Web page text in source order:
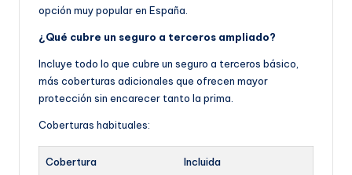
opción muy popular en España.
¿Qué cubre un seguro a terceros ampliado?
Incluye todo lo que cubre un seguro a terceros básico,
más coberturas adicionales que ofrecen mayor
protección sin encarecer tanto la prima.
Coberturas habituales:
Cobertura Incluida